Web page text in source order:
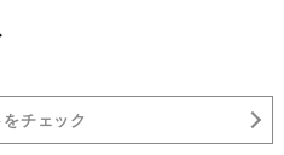
チェック